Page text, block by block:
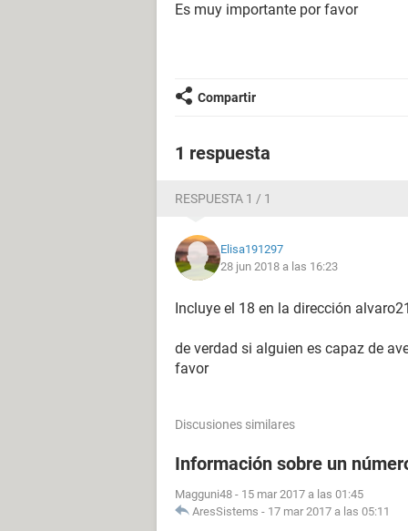
Es muy importante por favor
Compartir
1 respuesta
RESPUESTA 1 / 1
Elisa191297
28 jun 2018 a las 16:23
Incluye el 18 en la dirección
de verdad si alguien es capaz de
favor
Discusiones similares
Información sobre un
Magguni48 - 15 mar 2017 a las 01:45
AresSistems - 17 mar 2017 a las 05:11